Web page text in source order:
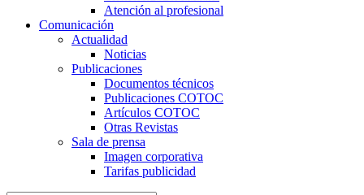
Atención al profesional
Comunicación
Actualidad
Noticias
Publicaciones
Documentos técnicos
Publicaciones COTOC
Artículos COTOC
Otras Revistas
Sala de prensa
Imagen corporativa
Tarifas publicidad